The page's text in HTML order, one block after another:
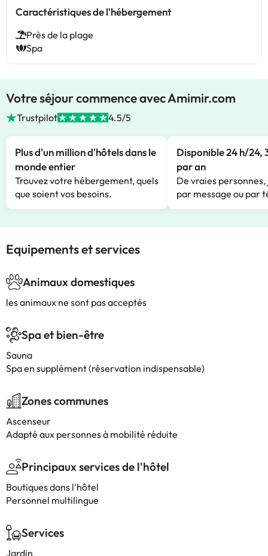
Caractéristiques de l'hébergement
Près de la plage
Spa
Votre séjour commence avec Amimir.com
Trustpilot 4.5/5
Plus d'un million d'hôtels dans le
monde entier
Trouvez votre hébergement, quels
que soient vos besoins.
Disponible 24 h/24,
par an
De vraies
par message ou par
Equipements et services
Animaux domestiques
les animaux ne sont pas acceptés
Spa et bien-être
Sauna
Spa en supplément (réservation indispensable)
Zones communes
Ascenseur
Adapté aux personnes à mobilité réduite
Principaux services de l'hôtel
Boutiques dans l'hôtel
Personnel multilingue
Services
Jardin